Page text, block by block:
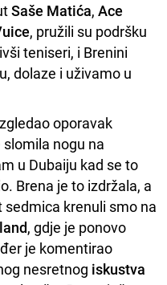
Saše Matića, Ace
, pružili su podršku
teniseri, i Brenini
dolaze i uživamo u
oporavak
nogu na
u Dubaiju kad se to
Brena je to izdržala, a
krenuli smo na
, gdje je ponovo
je komentirao
nesretnog iskustva